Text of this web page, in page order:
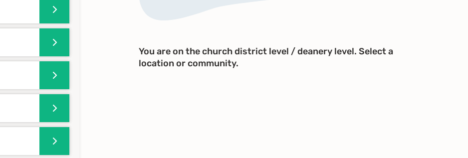
You are on the church district level / deanery level. Select a
location or community.